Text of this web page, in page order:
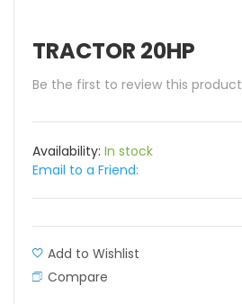
TRACTOR 20HP
Be the first to review this product
Availability: In stock
Email to a Friend:
Add to Wishlist
Compare